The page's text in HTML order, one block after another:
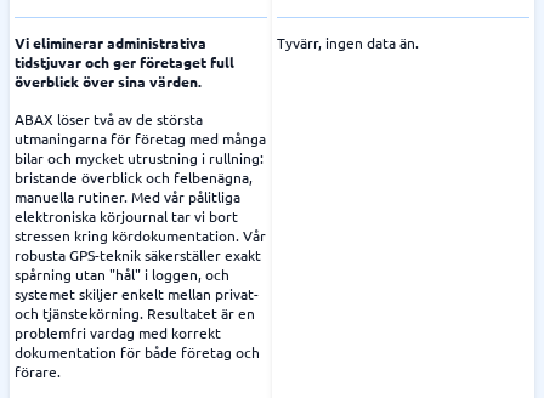
Vi eliminerar administrativa
tidstjuvar och ger företaget full
överblick över sina värden.
ABAX löser två av de största
utmaningarna för företag med många
bilar och mycket utrustning i rullning:
bristande överblick och felbenägna,
manuella rutiner. Med vår pålitliga
elektroniska körjournal tar vi bort
stressen kring kördokumentation. Vår
robusta GPS-teknik säkerställer exakt
spårning utan "hål" i loggen, och
systemet skiljer enkelt mellan privat-
och tjänstekörning. Resultatet är en
problemfri vardag med korrekt
dokumentation för både företag och
förare.
Tyvärr, ingen data än.